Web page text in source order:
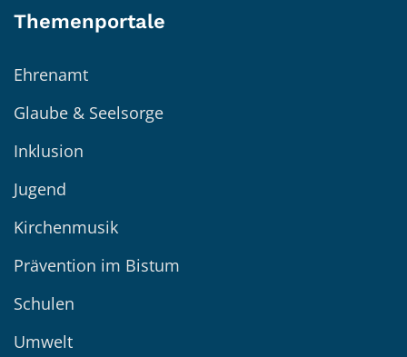
Themenportale
Ehrenamt
Glaube & Seelsorge
Inklusion
Jugend
Kirchenmusik
Prävention im Bistum
Schulen
Umwelt